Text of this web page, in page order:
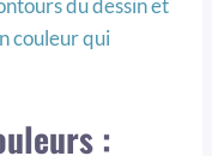
du dessin et
couleur qui
: